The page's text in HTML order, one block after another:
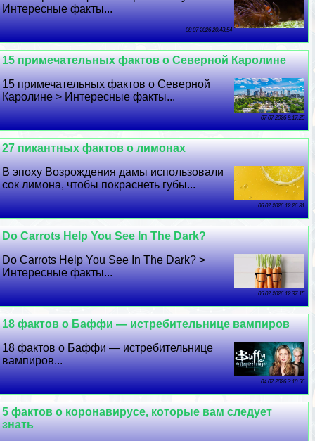
Интересные факты...
08 07 2026 20:43:54
15 примечательных фактов о Северной Каролине
15 примечательных фактов о Северной
Каролине > Интересные факты...
07 07 2026 9:17:25
27 пикантных фактов о лимонах
В эпоху Возрождения дамы использовали
сок лимона, чтобы покраснеть губы...
06 07 2026 12:26:31
Do Carrots Help You See In The Dark?
Do Carrots Help You See In The Dark? >
Интересные факты...
05 07 2026 12:37:15
18 фактов о Баффи — истребительнице вампиров
18 фактов о Баффи — истребительнице
вампиров...
04 07 2026 3:10:56
5 фактов о коронавирусе, которые вам следует
знать